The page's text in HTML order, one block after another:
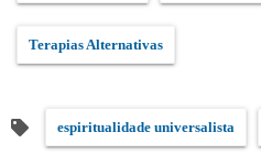
Terapias Alternativas
espiritualidade universalista